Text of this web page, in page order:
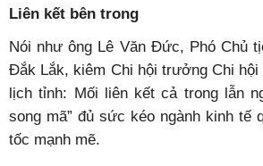
Liên kết bên trong
Nói như ông Lê Văn Đức, Phó Chủ
Đắk Lắk, kiêm Chi hội trưởng Chi
lịch tỉnh: Mối liên kết cả trong lẫn
song mã” đủ sức kéo ngành kinh tế
tốc mạnh mẽ.